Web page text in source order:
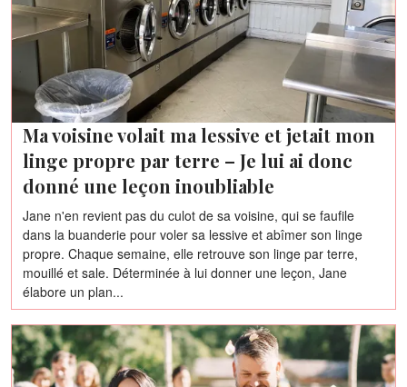
Ma voisine volait ma lessive et jetait mon
linge propre par terre – Je lui ai donc
donné une leçon inoubliable
Jane n'en revient pas du culot de sa voisine, qui se faufile
dans la buanderie pour voler sa lessive et abîmer son linge
propre. Chaque semaine, elle retrouve son linge par terre,
mouillé et sale. Déterminée à lui donner une leçon, Jane
élabore un plan...